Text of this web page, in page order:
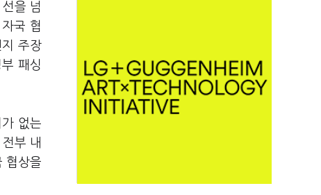
을 넘
국 협
주장
패싱
없는
부 내
협상을